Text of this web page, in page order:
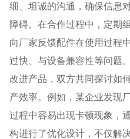
细、坦诚的沟通，确保信息
障碍。在合作过程中，定期
向厂家反馈配件在使用过程
过快、与设备兼容性等问题
改进产品，双方共同探讨如
产效率。例如，某企业发现
过程中容易出现卡顿现象，
构进行了优化设计，不仅解